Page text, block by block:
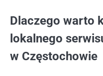
Dlaczego warto
lokalnego
w Częstochowie